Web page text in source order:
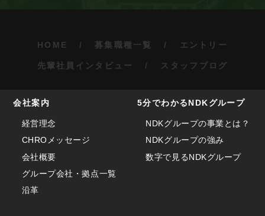
HOME 募集職種一覧 エントリー
先輩社員インタビュー スタッフブログ
会社案内
経営理念
CHROメッセージ
会社概要
グループ会社・拠点一覧
沿革
5分でわかるNDKグループ
NDKグループの事業とは？
NDKグループの強み
数字で見るNDKグループ